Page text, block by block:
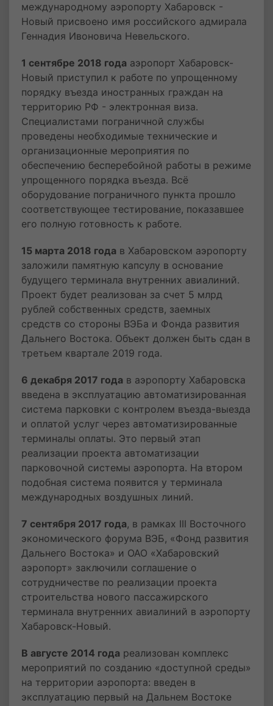
международному аэропорту Хабаровск -
Новый присвоено имя российского адмирала
Геннадия Ивоновича Невельского.
1 сентябре 2018 года аэропорт Хабаровск-
Новый приступил к работе по упрощенному
порядку въезда иностранных граждан на
территорию РФ - электронная виза.
Специалистами пограничной службы
проведены необходимые технические и
организационные мероприятия по
обеспечению бесперебойной работы в режиме
упрощенного порядка въезда. Всё
оборудование пограничного пункта прошло
соответствующее тестирование, показавшее
его полную готовность к работе.
15 марта 2018 года в Хабаровском аэропорту
заложили памятную капсулу в основание
будущего терминала внутренних авиалиний.
Проект будет реализован за счет 5 млрд
рублей собственных средств, заемных
средств со стороны ВЭБа и Фонда развития
Дальнего Востока. Объект должен быть сдан в
третьем квартале 2019 года.
6 декабря 2017 года в аэропорту Хабаровска
введена в эксплуатацию автоматизированная
система парковки с контролем въезда-выезда
и оплатой услуг через автоматизированные
терминалы оплаты. Это первый этап
реализации проекта автоматизации
парковочной системы аэропорта. На втором
подобная система появится у терминала
международных воздушных линий.
7 сентября 2017 года, в рамках III Восточного
экономического форума ВЭБ, «Фонд развития
Дальнего Востока» и ОАО «Хабаровский
аэропорт» заключили соглашение о
сотрудничестве по реализации проекта
строительства нового пассажирского
терминала внутренних авиалиний в аэропорту
Хабаровск-Новый.
В августе 2014 года реализован комплекс
мероприятий по созданию «доступной среды»
на территории аэропорта: введен в
эксплуатацию первый на Дальнем Востоке